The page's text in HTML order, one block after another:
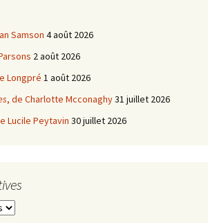
Samson 4 août 2026
2 août 2026
Longpré 1 août 2026
, de Charlotte Mcconaghy31 juillet 2026
Lucile Peytavin 30 juillet 2026